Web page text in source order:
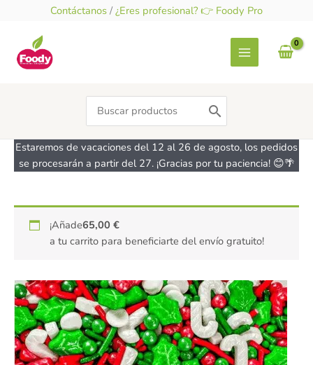
contenido
Contáctanos / ¿Eres profesional? 👉 Foody Pro
Search
for:
Estaremos de vacaciones del 12 al 26 de agosto, los pedidos
se procesarán a partir del 27. ¡Gracias por tu paciencia! 😊🌴
¡Añade65,00€
a tu carrito para beneficiarte del envío gratuito!
Sprinkles
surtido
Navidad
gluten
-
AZUCREN
90gr
cantidad